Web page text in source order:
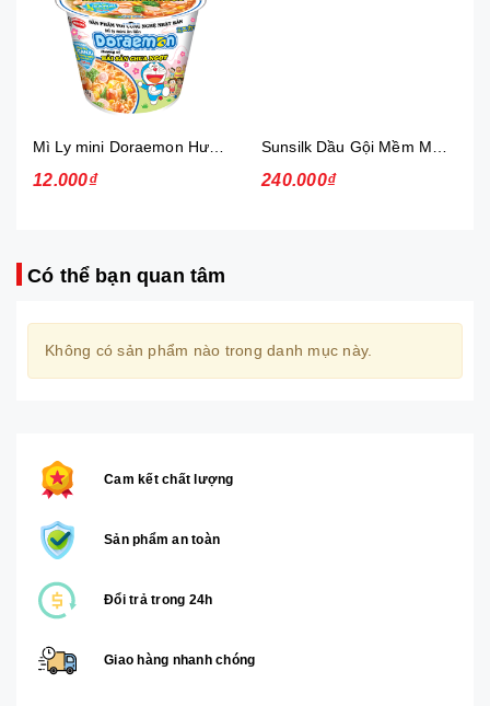
12.000₫ 240.000₫
Có thể bạn quan tâm
Không có sản phẩm nào trong danh mục này.
Cam kết chất lượng
Sản phẩm an toàn
Đổi trả trong 24h
Giao hàng nhanh chóng